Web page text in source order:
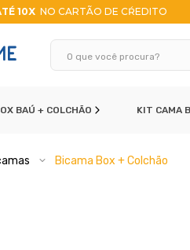
DESCONTONO PIX
BAÚ + COLCHÃO KIT CAMA
Bicama Box + Colchão